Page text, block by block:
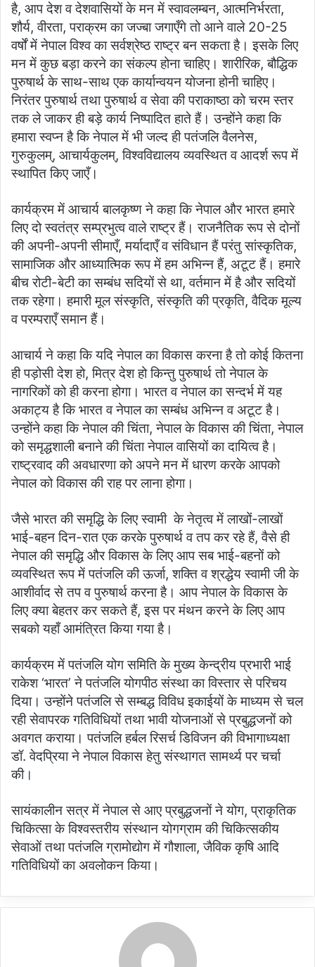
है, आप देश व देशवासियों के मन में स्वावलम्बन, आत्मनिर्भरता,
शौर्य, वीरता, पराक्रम का जज्बा जगाएँगे तो आने वाले 20-25
वर्षों में नेपाल विश्व का सर्वश्रेष्ठ राष्ट्र बन सकता है। इसके लिए
मन में कुछ बड़ा करने का संकल्प होना चाहिए। शारीरिक, बौद्धिक
पुरुषार्थ के साथ-साथ एक कार्यान्वयन योजना होनी चाहिए।
निरंतर पुरुषार्थ तथा पुरुषार्थ व सेवा की पराकाष्ठा को चरम स्तर
तक ले जाकर ही बड़े कार्य निष्पादित हाते हैं। उन्होंने कहा कि
हमारा स्वप्न है कि नेपाल में भी जल्द ही पतंजलि वैलनेस,
गुरुकुलम्, आचार्यकुलम्, विश्वविद्यालय व्यवस्थित व आदर्श रूप में
स्थापित किए जाएँ।
कार्यक्रम में आचार्य बालकृष्ण ने कहा कि नेपाल और भारत हमारे
लिए दो स्वतंत्र सम्प्रभुत्व वाले राष्ट्र हैं। राजनैतिक रूप से दोनों
की अपनी-अपनी सीमाएँ, मर्यादाएँ व संविधान हैं परंतु सांस्कृतिक,
सामाजिक और आध्यात्मिक रूप में हम अभिन्न हैं, अटूट हैं। हमारे
बीच रोटी-बेटी का सम्बंध सदियों से था, वर्तमान में है और सदियों
तक रहेगा। हमारी मूल संस्कृति, संस्कृति की प्रकृति, वैदिक मूल्य
व परम्पराएँ समान हैं।
आचार्य ने कहा कि यदि नेपाल का विकास करना है तो कोई कितना
ही पड़ोसी देश हो, मित्र देश हो किन्तु पुरुषार्थ तो नेपाल के
नागरिकों को ही करना होगा। भारत व नेपाल का सन्दर्भ में यह
अकाट्य है कि भारत व नेपाल का सम्बंध अभिन्न व अटूट है।
उन्होंने कहा कि नेपाल की चिंता, नेपाल के विकास की चिंता, नेपाल
को समृद्धशाली बनाने की चिंता नेपाल वासियों का दायित्व है।
राष्ट्रवाद की अवधारणा को अपने मन में धारण करके आपको
नेपाल को विकास की राह पर लाना होगा।
जैसे भारत की समृद्धि के लिए स्वामी के नेतृत्व में लाखों-लाखों
भाई-बहन दिन-रात एक करके पुरुषार्थ व तप कर रहे हैं, वैसे ही
नेपाल की समृद्धि और विकास के लिए आप सब भाई-बहनों को
व्यवस्थित रूप में पतंजलि की ऊर्जा, शक्ति व श्रद्धेय स्वामी जी के
आशीर्वाद से तप व पुरुषार्थ करना है। आप नेपाल के विकास के
लिए क्या बेहतर कर सकते हैं, इस पर मंथन करने के लिए आप
सबको यहाँ आमंत्रित किया गया है।
कार्यक्रम में पतंजलि योग समिति के मुख्य केन्द्रीय प्रभारी भाई
राकेश ‘भारत’ ने पतंजलि योगपीठ संस्था का विस्तार से परिचय
दिया। उन्होंने पतंजलि से सम्बद्ध विविध इकाईयों के माध्यम से चल
रही सेवापरक गतिविधियों तथा भावी योजनाओं से प्रबुद्धजनों को
अवगत कराया। पतंजलि हर्बल रिसर्च डिविजन की विभागाध्यक्षा
डॉ. वेदप्रिया ने नेपाल विकास हेतु संस्थागत सामर्थ्य पर चर्चा
की।
सायंकालीन सत्र में नेपाल से आए प्रबुद्धजनों ने योग, प्राकृतिक
चिकित्सा के विश्वस्तरीय संस्थान योगग्राम की चिकित्सकीय
सेवाओं तथा पतंजलि ग्रामोद्योग में गौशाला, जैविक कृषि आदि
गतिविधियों का अवलोकन किया।